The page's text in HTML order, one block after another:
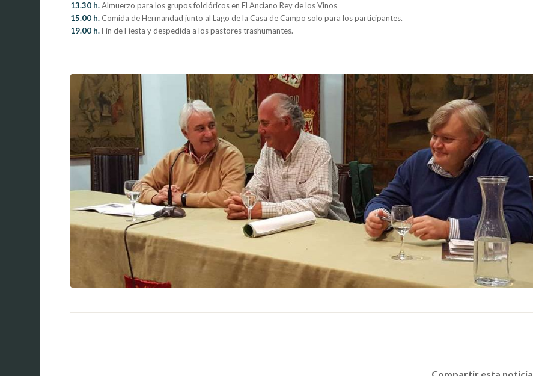
13.30 h.Almuerzo para los grupos folclóricos en El Anciano Rey de los Vinos
15.00 h.Comida de Hermandad junto al Lago de la Casa de Campo solo para los participantes.
19.00 h.Fin de Fiesta y despedida a los pastores trashumantes.